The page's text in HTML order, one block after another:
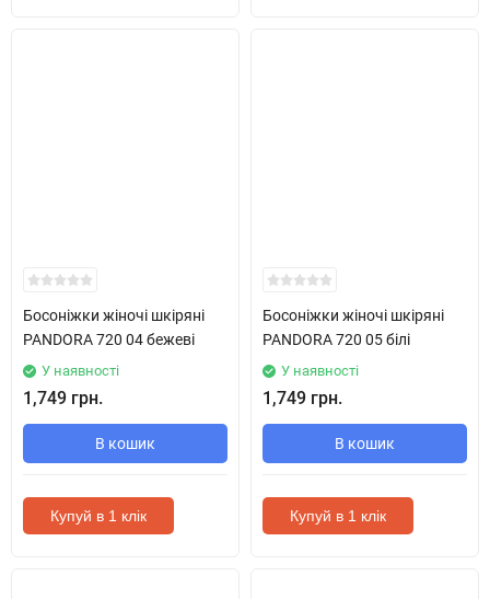
Босоніжки жіночі шкіряні
PANDORA 720 04 бежеві
У наявності
1,749 грн.
В кошик
Купуй в 1 клік
Босоніжки жіночі шкіряні
PANDORA 720 05 білі
У наявності
1,749 грн.
В кошик
Купуй в 1 клік